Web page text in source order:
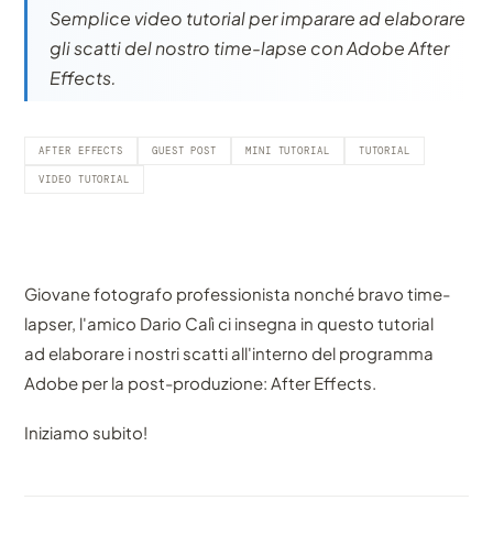
Semplice video tutorial per imparare ad elaborare
gli scatti del nostro time-lapse con Adobe After
Effects.
AFTER EFFECTS GUEST POST MINI TUTORIAL TUTORIAL
VIDEO TUTORIAL
Giovane fotografo professionista nonché bravo time-
lapser, l'amico Dario Calì ci insegna in questo tutorial
ad elaborare i nostri scatti all'interno del programma
Adobe per la post-produzione: After Effects.
Iniziamo subito!